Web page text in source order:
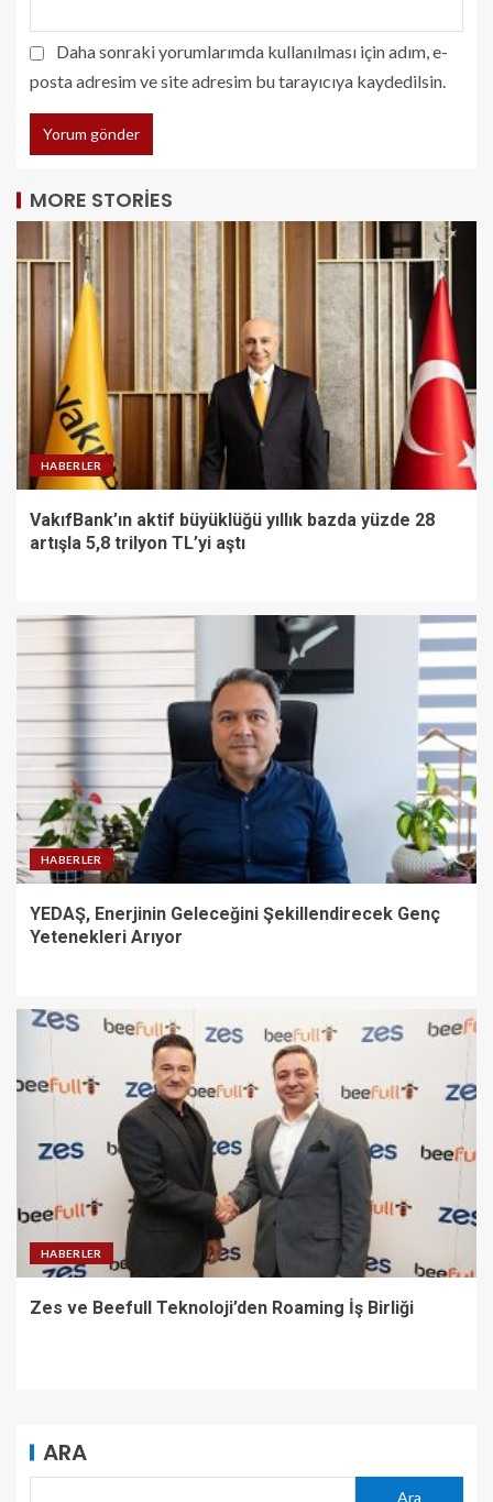
Daha sonraki yorumlarımda kullanılması için adım, e-
posta adresim ve site adresim bu tarayıcıya kaydedilsin.
MORE STORIES
HABERLER
VakıfBank’ın aktif büyüklüğü yıllık bazda yüzde 28
artışla 5,8 trilyon TL’yi aştı
HABERLER
YEDAŞ, Enerjinin Geleceğini Şekillendirecek Genç
Yetenekleri Arıyor
HABERLER
Zes ve Beefull Teknoloji’den Roaming İş Birliği
ARA
Ara